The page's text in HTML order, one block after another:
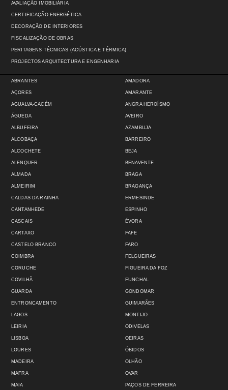
AVALIAÇÃO IMOBILIÁRIA
CERTIFICAÇÃO ENERGÉTICA
DECORAÇÃO DE INTERIORES
FISCALIZAÇÃO DE OBRAS
PERITAGENS TÉCNICAS (ACÚSTICA E TÉRMICA)
PROJECTOS ARQUITECTURA E ENGENHARIA
ABRANTES
AÇORES
AGUALVA-CACÉM
ÁGUEDA
ALBUFEIRA
ALCOBAÇA
ALCOCHETE
ALENQUER
ALMADA
ALMEIRIM
AMADORA
AMARANTE
ANGRA HEROÍSMO
AVEIRO
AZAMBUJA
BARREIRO
BEJA
BENAVENTE
BRAGA
BRAGANÇA
CALDAS DA RAINHA
CANTANHEDE
CASCAIS
CARTAXO
CASTELO BRANCO
COIMBRA
CORUCHE
COVILHÃ
GUARDA
ENTRONCAMENTO
ERMESINDE
ESPINHO
ÉVORA
FAFE
FARO
FELGUEIRAS
FIGUEIRA DA FOZ
FUNCHAL
GONDOMAR
GUIMARÃES
LAGOS
LEIRIA
LISBOA
LOURES
MADEIRA
MAFRA
MAIA
MONTIJO
ODIVELAS
OEIRAS
ÓBIDOS
OLHÃO
OVAR
PAÇOS DE FERREIRA